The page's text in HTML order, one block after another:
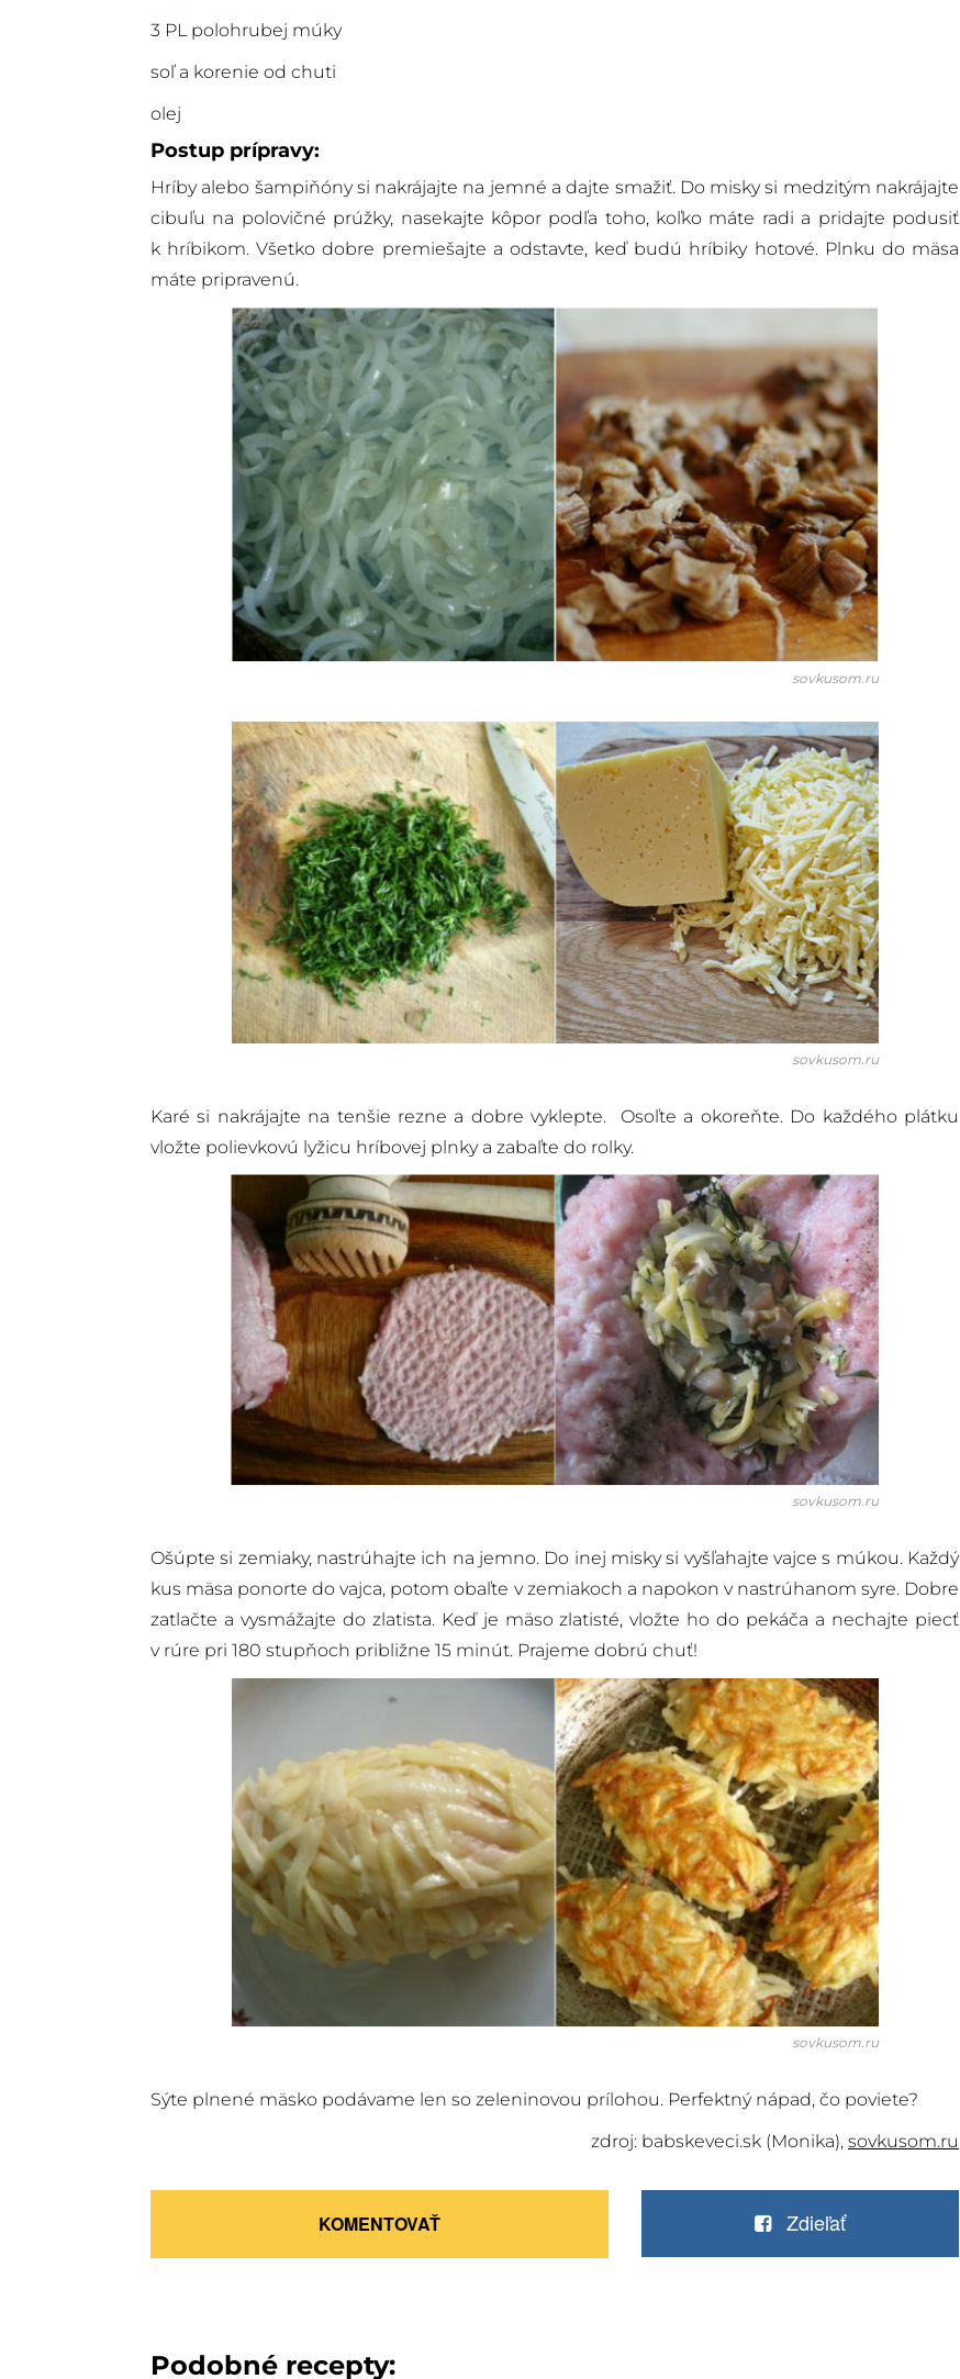
3 PL polohrubej múky
soľ a korenie od chuti
olej
Postup prípravy:
Hríby alebo šampiňóny si nakrájajte na jemné a dajte smažiť. Do misky si medzitým nakrájajte
cibuľu na polovičné prúžky, nasekajte kôpor podľa toho, koľko máte radi a pridajte podusiť
k hríbikom. Všetko dobre premiešajte a odstavte, keď budú hríbiky hotové. Plnku do mäsa
máte pripravenú.
sovkusom.ru
sovkusom.ru
Karé si nakrájajte na tenšie rezne a dobre vyklepte. Osoľte a okoreňte. Do každého plátku
vložte polievkovú lyžicu hríbovej plnky a zabaľte do rolky.
sovkusom.ru
Ošúpte si zemiaky, nastrúhajte ich na jemno. Do inej misky si vyšľahajte vajce s múkou. Každý
kus mäsa ponorte do vajca, potom obaľte v zemiakoch a napokon v nastrúhanom syre. Dobre
zatlačte a vysmážajte do zlatista. Keď je mäso zlatisté, vložte ho do pekáča a nechajte piecť
v rúre pri 180 stupňoch približne 15 minút. Prajeme dobrú chuť!
sovkusom.ru
Sýte plnené mäsko podávame len so zeleninovou prílohou. Perfektný nápad, čo poviete?
zdroj: babskeveci.sk (Monika), sovkusom.ru
KOMENTOVAŤ Zdieľať
Podobné recepty: